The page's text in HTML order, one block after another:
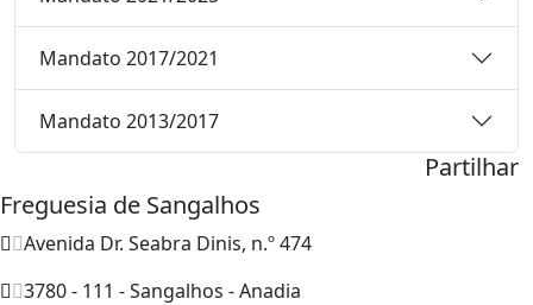
Mandato 2017/2021
Mandato 2013/2017
Partilhar
Freguesia de Sangalhos
Avenida Dr. Seabra Dinis, n.º 474
3780 - 111 - Sangalhos - Anadia